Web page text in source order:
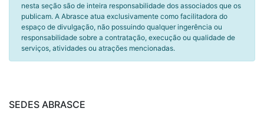
nesta seção são de inteira responsabilidade dos associados que os
publicam. A Abrasce atua exclusivamente como facilitadora do
espaço de divulgação, não possuindo qualquer ingerência ou
responsabilidade sobre a contratação, execução ou qualidade de
serviços, atividades ou atrações mencionadas.
SEDES ABRASCE